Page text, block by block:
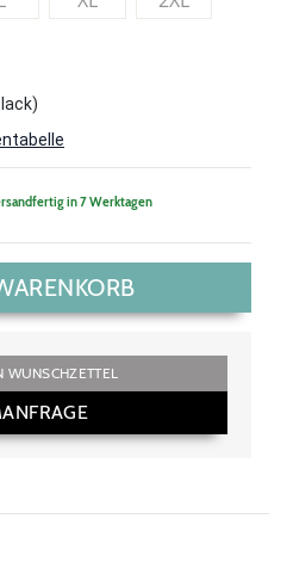
in 7 Werktagen
WUNSCHZETTEL